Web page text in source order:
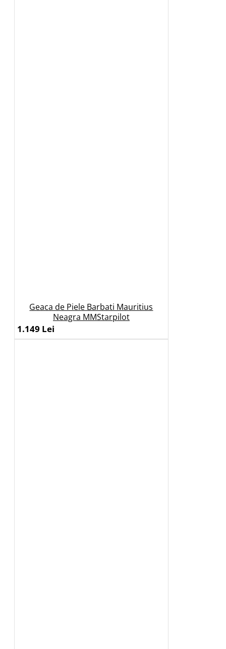
Geaca de Piele Barbati Mauritius
Neagra MMStarpilot
1.149 Lei